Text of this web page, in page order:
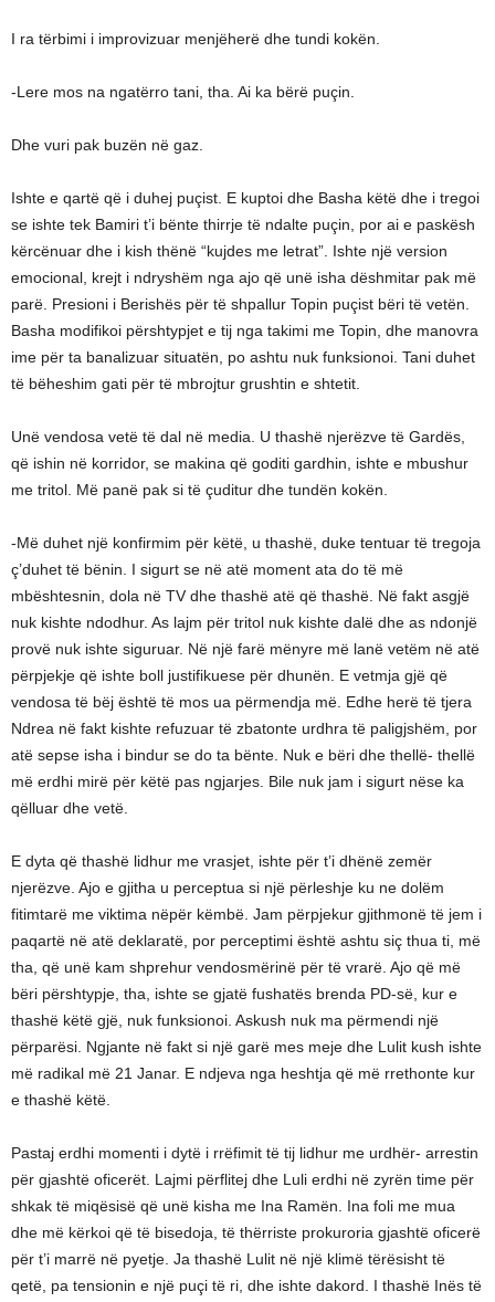
I ra tërbimi i improvizuar menjëherë dhe tundi kokën.
-Lere mos na ngatërro tani, tha. Ai ka bërë puçin.
Dhe vuri pak buzën në gaz.
Ishte e qartë që i duhej puçist. E kuptoi dhe Basha këtë dhe i tregoi
se ishte tek Bamiri t’i bënte thirrje të ndalte puçin, por ai e paskësh
kërcënuar dhe i kish thënë “kujdes me letrat”. Ishte një version
emocional, krejt i ndryshëm nga ajo që unë isha dëshmitar pak më
parë. Presioni i Berishës për të shpallur Topin puçist bëri të vetën.
Basha modifikoi përshtypjet e tij nga takimi me Topin, dhe manovra
ime për ta banalizuar situatën, po ashtu nuk funksionoi. Tani duhet
të bëheshim gati për të mbrojtur grushtin e shtetit.
Unë vendosa vetë të dal në media. U thashë njerëzve të Gardës,
që ishin në korridor, se makina që goditi gardhin, ishte e mbushur
me tritol. Më panë pak si të çuditur dhe tundën kokën.
-Më duhet një konfirmim për këtë, u thashë, duke tentuar të tregoja
ç’duhet të bënin. I sigurt se në atë moment ata do të më
mbështesnin, dola në TV dhe thashë atë që thashë. Në fakt asgjë
nuk kishte ndodhur. As lajm për tritol nuk kishte dalë dhe as ndonjë
provë nuk ishte siguruar. Në një farë mënyre më lanë vetëm në atë
përpjekje që ishte boll justifikuese për dhunën. E vetmja gjë që
vendosa të bëj është të mos ua përmendja më. Edhe herë të tjera
Ndrea në fakt kishte refuzuar të zbatonte urdhra të paligjshëm, por
atë sepse isha i bindur se do ta bënte. Nuk e bëri dhe thellë- thellë
më erdhi mirë për këtë pas ngjarjes. Bile nuk jam i sigurt nëse ka
qëlluar dhe vetë.
E dyta që thashë lidhur me vrasjet, ishte për t’i dhënë zemër
njerëzve. Ajo e gjitha u perceptua si një përleshje ku ne dolëm
fitimtarë me viktima nëpër këmbë. Jam përpjekur gjithmonë të jem i
paqartë në atë deklaratë, por perceptimi është ashtu siç thua ti, më
tha, që unë kam shprehur vendosmërinë për të vrarë. Ajo që më
bëri përshtypje, tha, ishte se gjatë fushatës brenda PD-së, kur e
thashë këtë gjë, nuk funksionoi. Askush nuk ma përmendi një
përparësi. Ngjante në fakt si një garë mes meje dhe Lulit kush ishte
më radikal më 21 Janar. E ndjeva nga heshtja që më rrethonte kur
e thashë këtë.
Pastaj erdhi momenti i dytë i rrëfimit të tij lidhur me urdhër- arrestin
për gjashtë oficerët. Lajmi përflitej dhe Luli erdhi në zyrën time për
shkak të miqësisë që unë kisha me Ina Ramën. Ina foli me mua
dhe më kërkoi që të bisedoja, të thërriste prokuroria gjashtë oficerë
për t’i marrë në pyetje. Ja thashë Lulit në një klimë tërësisht të
qetë, pa tensionin e një puçi të ri, dhe ishte dakord. I thashë Inës të